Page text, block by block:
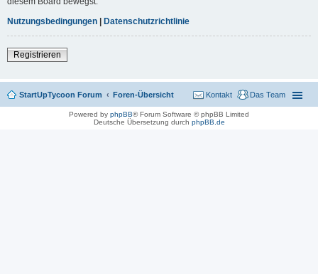
Nutzungsbedingungen | Datenschutzrichtlinie
Registrieren
StartUpTycoon Forum Foren-Übersicht Das Team
Kontakt
Powered by phpBB® Forum Software © phpBB Limited
Deutsche Übersetzung durch phpBB.de